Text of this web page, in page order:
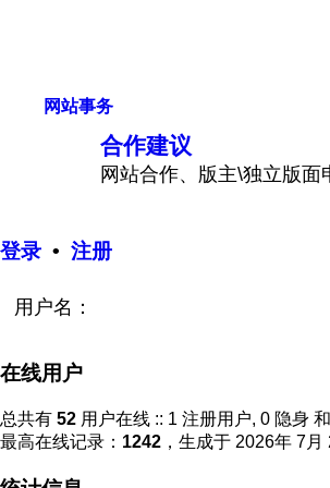
网站事务
合作建议
网站合作、版主\独立版面
登录 • 注册
用户名：
在线用户
总共有 52 用户在线 :: 1 注册用户, 0 隐身
最高在线记录： 1242 ，生成于 2026年 7